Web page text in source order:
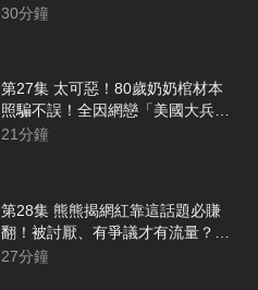
黃牛更可惡是：詐騙網站！最新騙
30分鐘
第27集 太可惡！80歲奶奶棺材本
照騙不誤！全因網戀「美國大兵」
掏出上百萬助退休！報警後又再度
21分鐘
第28集 熊熊揭網紅靠這話題必賺
翻！被討厭、有爭議才有流量？幕
後焦慮一度撐不下去？網路霸凌 酸
27分鐘